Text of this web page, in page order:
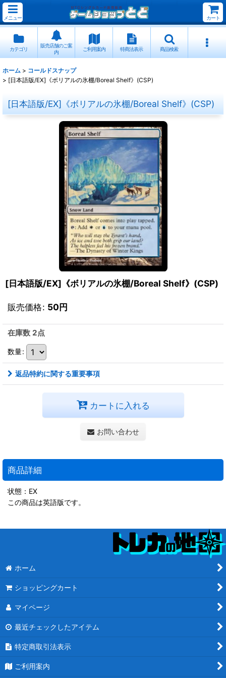
メニュー カート
カテゴリ
販売店舗のご案
内
ご利用案内 特商法表示 商品検索
ホーム > コールドスナップ
> [日本語版/EX]《ボリアルの氷棚/Boreal Shelf》(CSP)
[日本語版/EX]《ボリアルの氷棚/Boreal Shelf》(CSP)
[日本語版/EX]《ボリアルの氷棚/Boreal Shelf》(CSP)
販売価格: 50円
在庫数 2点
数量:
返品特約に関する重要事項
カートに入れる
お問い合わせ
商品詳細
状態：EX
この商品は英語版です。
ホーム
ショッピングカート
マイページ
最近チェックしたアイテム
特定商取引法表示
ご利用案内